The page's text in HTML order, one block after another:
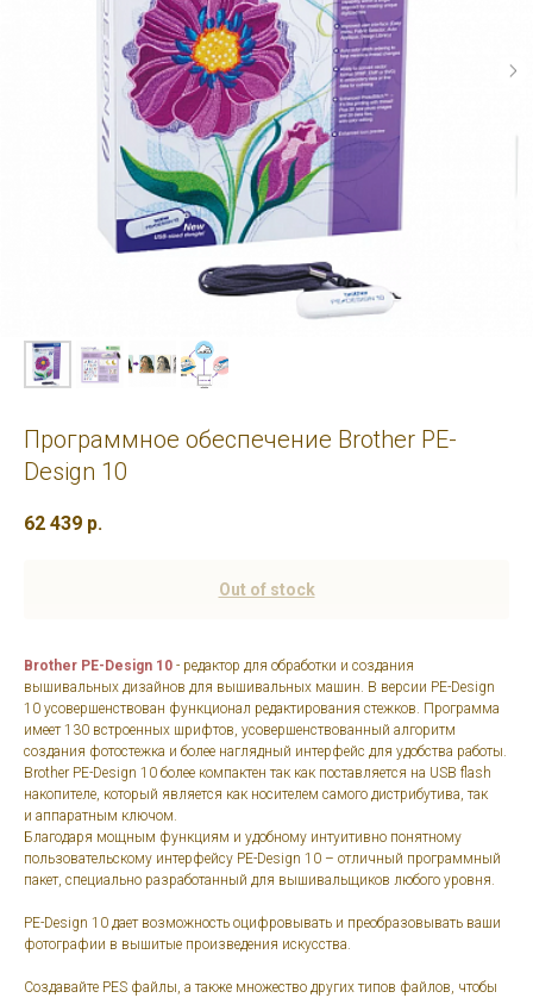
Программное обеспечение Brother PE-
Design 10
62 439 р.
Out of stock
Brother PE-Design 10 - редактор для обработки и создания
вышивальных дизайнов для вышивальных машин. В версии PE-Design
10 усовершенствован функционал редактирования стежков. Программа
имеет 130 встроенных шрифтов, усовершенствованный алгоритм
создания фотостежка и более наглядный интерфейс для удобства работы.
Brother PE-Design 10 более компактен так как поставляется на USB flash
накопителе, который является как носителем самого дистрибутива, так
и аппаратным ключом.
Благодаря мощным функциям и удобному интуитивно понятному
пользовательскому интерфейсу PE-Design 10 – отличный программный
пакет, специально разработанный для вышивальщиков любого уровня.
PE-Design 10 дает возможность оцифровывать и преобразовывать ваши
фотографии в вышитые произведения искусства.
Создавайте PES файлы, а также множество других типов файлов, чтобы